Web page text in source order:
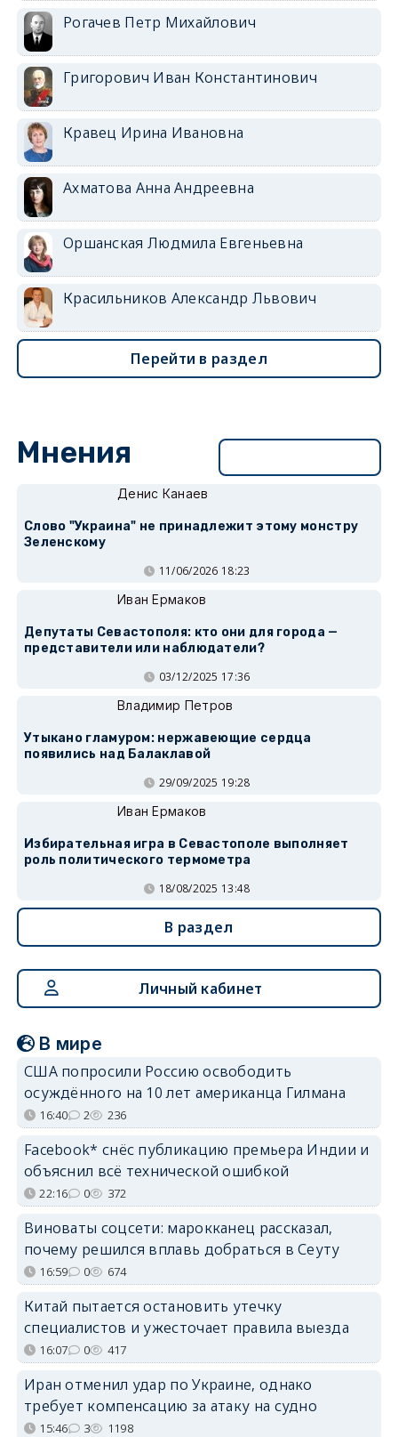
Рогачев Петр Михайлович
Григорович Иван Константинович
Кравец Ирина Ивановна
Ахматова Анна Андреевна
Оршанская Людмила Евгеньевна
Красильников Александр Львович
Перейти в раздел
Мнения
Денис Канаев
Слово "Украина" не принадлежит этому монстру
Зеленскому
11/06/2026 18:23
Иван Ермаков
Депутаты Севастополя: кто они для города —
представители или наблюдатели?
03/12/2025 17:36
Владимир Петров
Утыкано гламуром: нержавеющие сердца
появились над Балаклавой
29/09/2025 19:28
Иван Ермаков
Избирательная игра в Севастополе выполняет
роль политического термометра
18/08/2025 13:48
В раздел
Личный кабинет
В мире
США попросили Россию освободить
осуждённого на 10 лет американца Гилмана
16:40 2 236
Facebook* снёс публикацию премьера Индии и
объяснил всё технической ошибкой
22:16 0 372
Виноваты соцсети: марокканец рассказал,
почему решился вплавь добраться в Сеуту
16:59 0 674
Китай пытается остановить утечку
специалистов и ужесточает правила выезда
16:07 0 417
Иран отменил удар по Украине, однако
требует компенсацию за атаку на судно
15:46 3 1198